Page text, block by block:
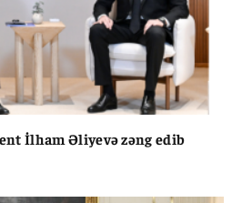
İlham Əliyevə zəng edib